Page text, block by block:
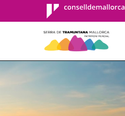
Consell de
Mallorca